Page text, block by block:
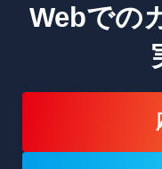
Webでの